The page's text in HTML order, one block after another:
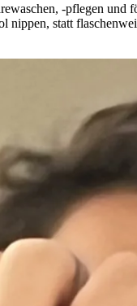
-pflegen und
statt